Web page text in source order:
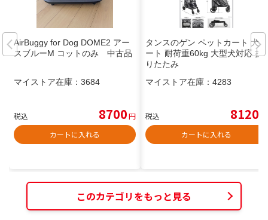
AirBuggy for Dog DOME2 アー
スブルーM コットのみ 中古品
マイストア在庫： 3684
税込 8700円
カートに入れる
タンスのゲン ペットカート 犬カ
ート 耐荷重60kg 大型犬対応 折
りたたみ
マイストア在庫： 4283
税込 8120
カートに入れる
このカテゴリをもっと見る